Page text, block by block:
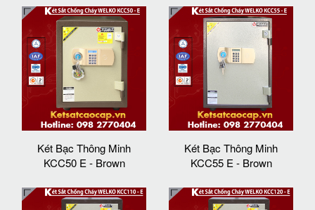
Két Bạc Thông Minh
KCC50 E - Brown
Két Bạc Thông Minh
KCC55 E - Brown